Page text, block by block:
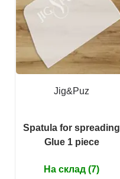
Jig&Puz
Spatula for spreading
Glue 1 piece
На склад (7)